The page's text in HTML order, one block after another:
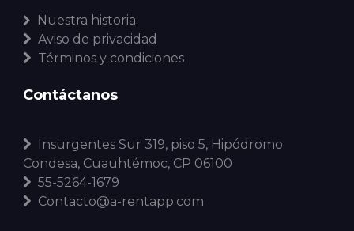
Nuestra historia
Aviso de privacidad
Términos y condiciones
Contáctanos
Insurgentes Sur 319, piso 5, Hipódromo
Condesa, Cuauhtémoc, CP 06100
55-5264-1679
Contacto@a-rentapp.com